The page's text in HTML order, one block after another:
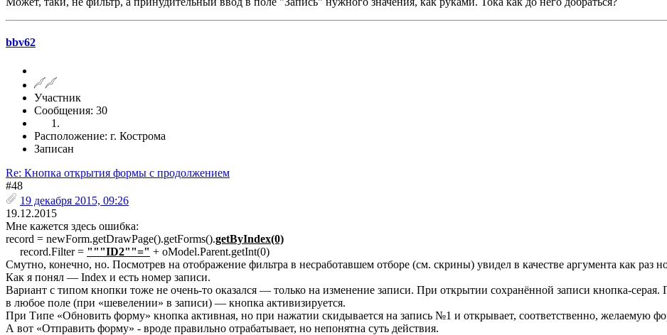
bbv62
Участник
Сообщения: 30
Расположение: г. Кострома
Записан
Re: Кнопка открытия формы с продолжением
#48
19 декабря 2015, 09:26
19.12.2015
Мне кажется здесь ошибка:
record = newForm.getDrawPage().getForms().getByIndex(0)
record.Filter = """ID2""=" + oModel.Parent.getInt(0)
Смутно, конечно, но. Посмотрев на отображение фильтра в несработавшем отборе (см. скрины) увидел в качестве аргумента как раз
Как я понял — Index и есть номер записи.
Вариант с типом кнопки тоже не очень-то оказался — только на изменение записи. При открытии сохранённой записи кнопка-
в любое поле (при «шевелении» в записи) — кнопка активизируется.
При Типе «Обновить форму» кнопка активная, но при нажатии скидывается на запись №1 и открывает, соответственно, желаемую
А вот «Отправить форму» - вроде правильно отрабатывает, но непонятна суть действия.